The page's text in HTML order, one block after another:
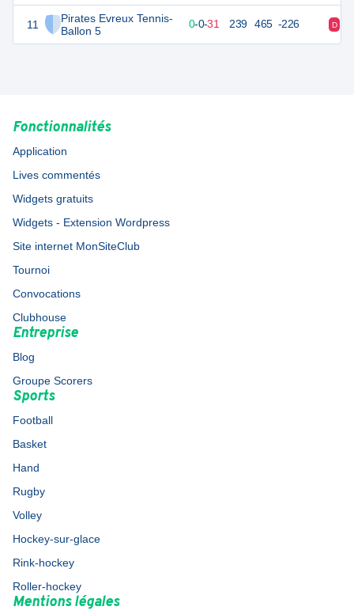
11
Pirates Evreux Tennis-
Ballon 5
0 31 0-0-31 239 465 -226 D
Fonctionnalités
Application
Lives commentés
Widgets gratuits
Widgets - Extension Wordpress
Site internet MonSiteClub
Tournoi
Convocations
Clubhouse
Entreprise
Blog
Groupe Scorers
Sports
Football
Basket
Hand
Rugby
Volley
Hockey-sur-glace
Rink-hockey
Roller-hockey
Mentions légales